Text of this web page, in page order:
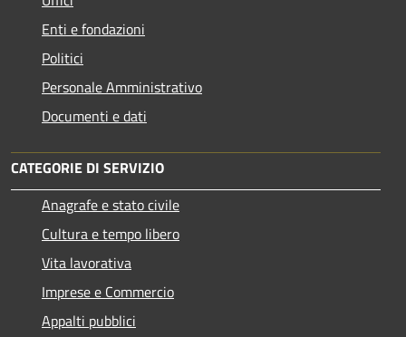
Enti e fondazioni
Politici
Personale Amministrativo
Documenti e dati
CATEGORIE DI SERVIZIO
Anagrafe e stato civile
Cultura e tempo libero
Vita lavorativa
Imprese e Commercio
Appalti pubblici